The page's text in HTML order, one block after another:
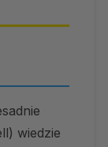
wiedzie